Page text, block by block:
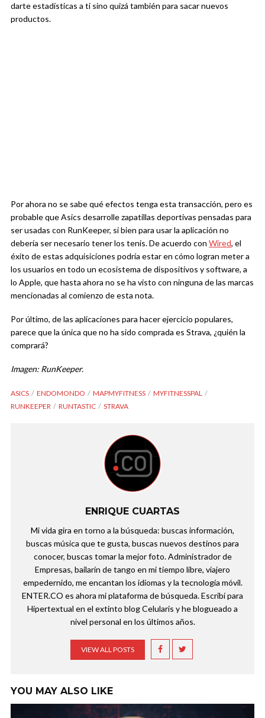
darte estadísticas a ti sino quizá también para sacar nuevos
productos.
Por ahora no se sabe qué efectos tenga esta transacción, pero es
probable que Asics desarrolle zapatillas deportivas pensadas para
ser usadas con RunKeeper, si bien para usar la aplicación no
debería ser necesario tener los tenis. De acuerdo con Wired, el
éxito de estas adquisiciones podría estar en cómo logran meter a
los usuarios en todo un ecosistema de dispositivos y software, a
lo Apple, que hasta ahora no se ha visto con ninguna de las marcas
mencionadas al comienzo de esta nota.
Por último, de las aplicaciones para hacer ejercicio populares,
parece que la única que no ha sido comprada es Strava, ¿quién la
comprará?
Imagen: RunKeeper.
ASICS ENDOMONDO MAPMYFITNESS
MYFITNESSPAL
RUNKEEPER
RUNTASTIC STRAVA
ENRIQUE CUARTAS
Mi vida gira en torno a la búsqueda: buscas información,
buscas música que te gusta, buscas nuevos destinos para
conocer, buscas tomar la mejor foto. Administrador de
Empresas, bailarín de tango en mi tiempo libre, viajero
empedernido, me encantan los idiomas y la tecnología móvil.
ENTER.CO es ahora mi plataforma de búsqueda. Escribí para
Hipertextual en el extinto blog Celularis y he blogueado a
nivel personal en los últimos años.
VIEW ALL POSTS
YOU MAY ALSO LIKE